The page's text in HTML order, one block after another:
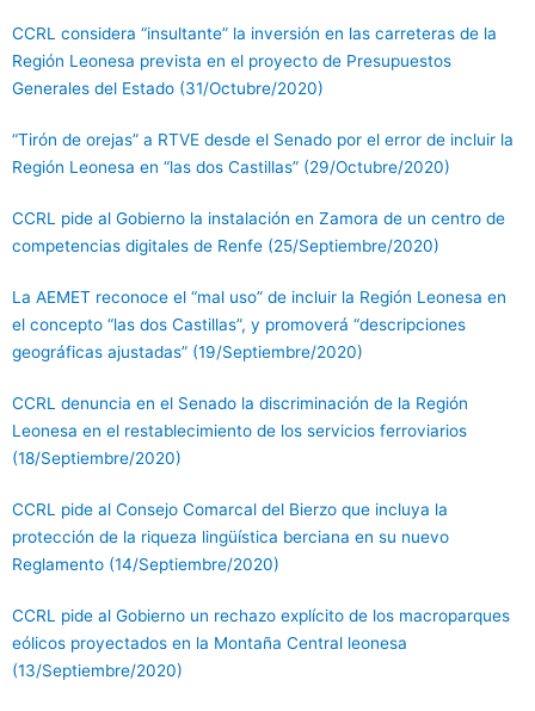
CCRL considera “insultante” la inversión en las carreteras de la
Región Leonesa prevista en el proyecto de Presupuestos
Generales del Estado (31/Octubre/2020)
“Tirón de orejas” a RTVE desde el Senado por el error de incluir la
Región Leonesa en “las dos Castillas” (29/Octubre/2020)
CCRL pide al Gobierno la instalación en Zamora de un centro de
competencias digitales de Renfe (25/Septiembre/2020)
La AEMET reconoce el “mal uso” de incluir la Región Leonesa en
el concepto “las dos Castillas”, y promoverá “descripciones
geográficas ajustadas” (19/Septiembre/2020)
CCRL denuncia en el Senado la discriminación de la Región
Leonesa en el restablecimiento de los servicios ferroviarios
(18/Septiembre/2020)
CCRL pide al Consejo Comarcal del Bierzo que incluya la
protección de la riqueza lingüística berciana en su nuevo
Reglamento (14/Septiembre/2020)
CCRL pide al Gobierno un rechazo explícito de los macroparques
eólicos proyectados en la Montaña Central leonesa
(13/Septiembre/2020)